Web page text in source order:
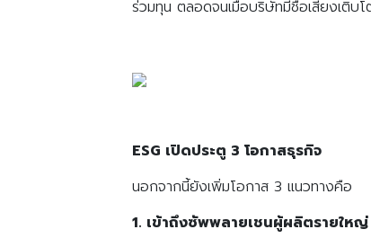
ร่วมทุน ตลอดจนเมื่อบริษัทมีชื่อเสียงเติบ
ESG เปิดประตู 3 โอกาสธุรกิจ
นอกจากนี้ยังเพิ่มโอกาส 3 แนวทางคือ
1. เข้าถึงซัพพลายเชนผู้ผลิตรายใหญ่